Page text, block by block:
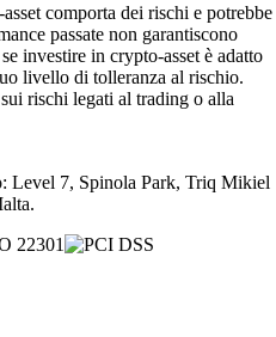
comporta dei rischi e potrebbe
passate non garantiscono
investire in crypto-asset è adatto
livello di tolleranza al rischio.
rischi legati al trading o alla
Level 7, Spinola Park, Triq Mikiel